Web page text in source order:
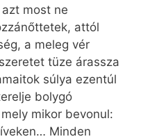
most ne
attól
a meleg vér
tüze árassza
súlya ezentúl
bolygó
mikor bevonul:
Minden